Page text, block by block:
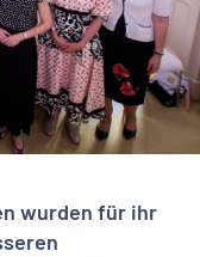
wurden für ihr